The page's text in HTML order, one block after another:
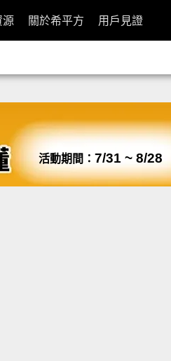
源 關於希平方 用戶見證
活動期間： 7/31 ~ 8/28